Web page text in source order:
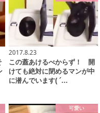
2017.8.23
この蓋あけるべからず！ 開
けても絶対に閉めるマンが中
に潜んでいます( ´…
可愛い